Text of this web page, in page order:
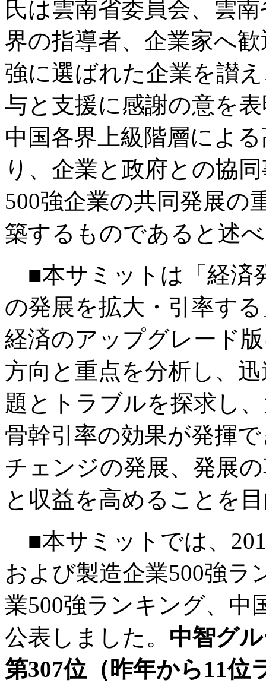
氏は雲南省委員会、雲
界の指導者、企業家へ
強に選ばれた企業を讃
与と支援に感謝の意を
中国各界上級階層によ
り、企業と政府との協
500強企業の共同発展の
築するものであると述
■本サミットは「経済
の発展を拡大・引率す
経済のアップグレード
方向と重点を分析し、
題とトラブルを探求し
骨幹引率の効果が発揮
チェンジの発展、発展
と収益を高めることを
■本サミットでは、
および製造企業500強ラ
業500強ランキング、中
公表しました。 中智グ
第307位（昨年から11位